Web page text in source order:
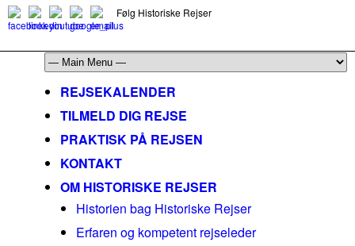
Følg Historiske Rejser
REJSEKALENDER
TILMELD DIG REJSE
PRAKTISK PÅ REJSEN
KONTAKT
OM HISTORISKE REJSER
Historien bag Historiske Rejser
Erfaren og kompetent rejseleder